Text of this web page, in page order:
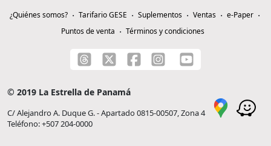
¿Quiénes somos? Tarifario GESE Suplementos Ventas
e-Paper
Puntos de venta
Términos y condiciones
© 2019 La Estrella de Panamá
C/ Alejandro A. Duque G. - Apartado 0815-00507, Zona 4
Teléfono: +507 204-0000